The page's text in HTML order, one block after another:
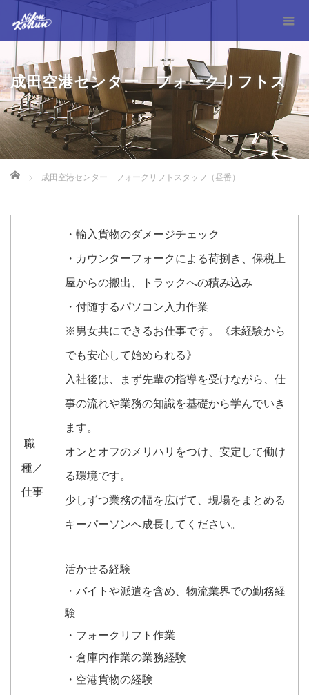
成田空港センター フォークリフトス
タッフ（昼番）
Home 成田空港センター フォークリフトスタッフ（昼番）
職
種／
仕事
・輸入貨物のダメージチェック
・カウンターフォークによる荷捌き、保税上
屋からの搬出、トラックへの積み込み
・付随するパソコン入力作業
※男女共にできるお仕事です。《未経験から
でも安心して始められる》
入社後は、まず先輩の指導を受けながら、仕
事の流れや業務の知識を基礎から学んでいき
ます。
オンとオフのメリハリをつけ、安定して働け
る環境です。
少しずつ業務の幅を広げて、現場をまとめる
キーパーソンへ成長してください。
活かせる経験
・バイトや派遣を含め、物流業界での勤務経
験
・フォークリフト作業
・倉庫内作業の業務経験
・空港貨物の経験